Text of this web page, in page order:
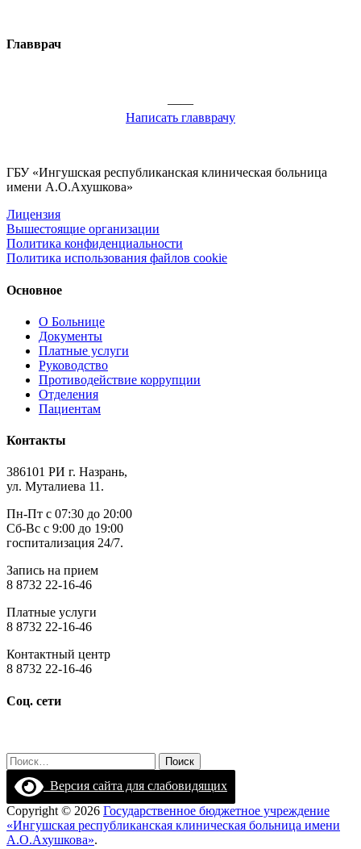
Главврач
——
Написать главврачу
ГБУ «Ингушская республиканская клиническая больница
имени А.О.Ахушкова»
Лицензия
Вышестоящие организации
Политика конфиденциальности
Политика использования файлов cookie
Основное
О Больнице
Документы
Платные услуги
Руководство
Противодействие коррупции
Отделения
Пациентам
Контакты
386101 РИ г. Назрань,
ул. Муталиева 11.
Пн-Пт с 07:30 до 20:00
Сб-Вс с 9:00 до 19:00
госпитализация 24/7.
Запись на прием
8 8732 22-16-46
Платные услуги
8 8732 22-16-46
Контактный центр
8 8732 22-16-46
Соц. сети
Найти:
Версия сайта для слабовидящих
Copyright © 2026 Государственное бюджетное учреждение
«Ингушская республиканская клиническая больница имени
А.О.Ахушкова».